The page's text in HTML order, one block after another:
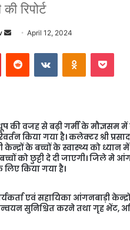
रिपोर्ट
n
d
m
a
i
l
April 12, 2024
की वजह से बढ़ी गर्मी के मौज्ञसम
किया गया है। कलेक्टर श्री
के बच्चों के स्वास्थ्य को ध्यान
को छुट्टी दे दी जाएगी। जिले
किया गया है।
एवं सहायिका आंगनबाड़ी
सुनिश्चित करने तथा गृह भेंट,